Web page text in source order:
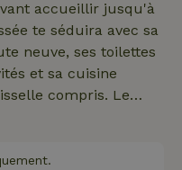
accueillir jusqu'à
te séduira avec sa
neuve, ses toilettes
et sa cuisine
compris. Le
t'invite à te
la région. À l'étage,